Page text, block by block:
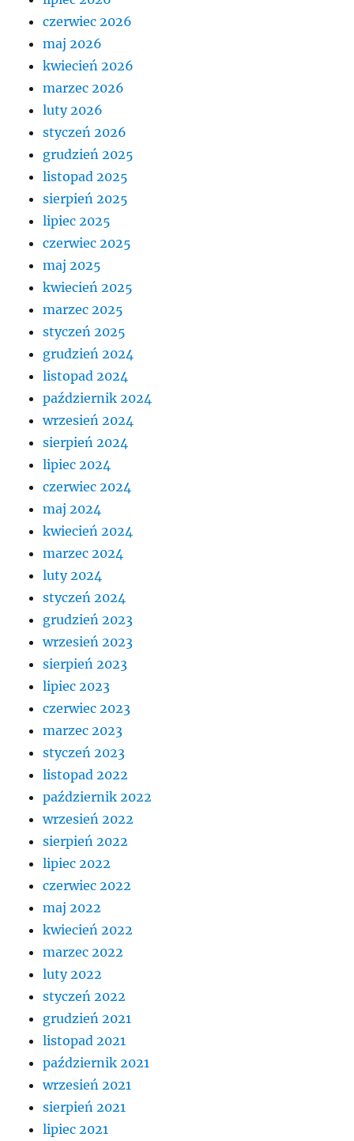
czerwiec 2026
maj 2026
kwiecień 2026
marzec 2026
luty 2026
styczeń 2026
grudzień 2025
listopad 2025
sierpień 2025
lipiec 2025
czerwiec 2025
maj 2025
kwiecień 2025
marzec 2025
styczeń 2025
grudzień 2024
listopad 2024
październik 2024
wrzesień 2024
sierpień 2024
lipiec 2024
czerwiec 2024
maj 2024
kwiecień 2024
marzec 2024
luty 2024
styczeń 2024
grudzień 2023
wrzesień 2023
sierpień 2023
lipiec 2023
czerwiec 2023
marzec 2023
styczeń 2023
listopad 2022
październik 2022
wrzesień 2022
sierpień 2022
lipiec 2022
czerwiec 2022
maj 2022
kwiecień 2022
marzec 2022
luty 2022
styczeń 2022
grudzień 2021
listopad 2021
październik 2021
wrzesień 2021
sierpień 2021
lipiec 2021